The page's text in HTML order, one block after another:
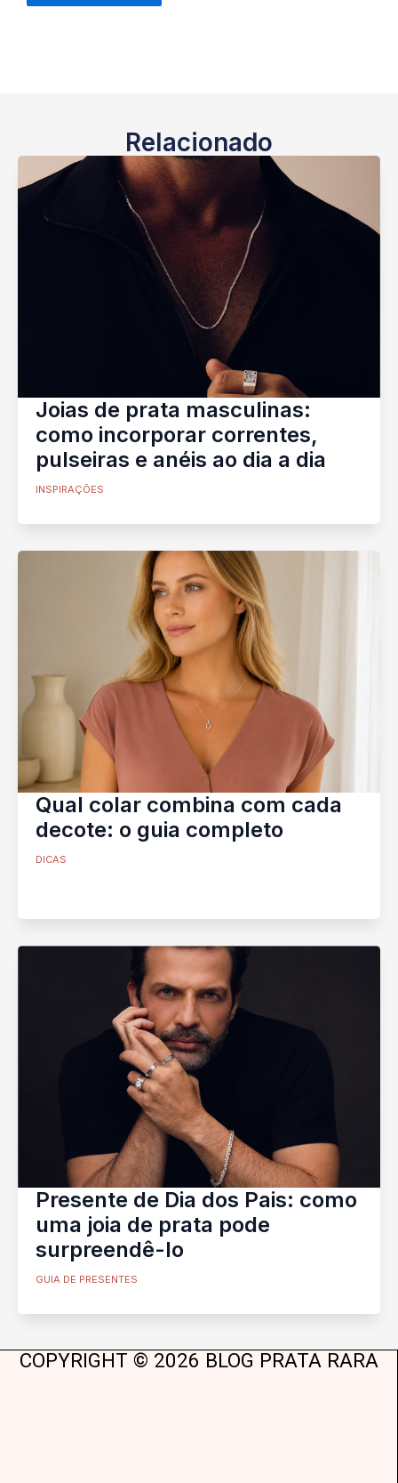
Relacionado
Joias de prata masculinas:
como incorporar correntes,
pulseiras e anéis ao dia a dia
INSPIRAÇÕES
Qual colar combina com cada
decote: o guia completo
DICAS
Presente de Dia dos Pais: como
uma joia de prata pode
surpreendê-lo
GUIA DE PRESENTES
COPYRIGHT © 2026 BLOG PRATA RARA